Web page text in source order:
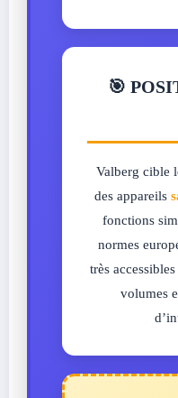
🎯
Valberg cible
des appareils
fonctions
normes
très
volumes